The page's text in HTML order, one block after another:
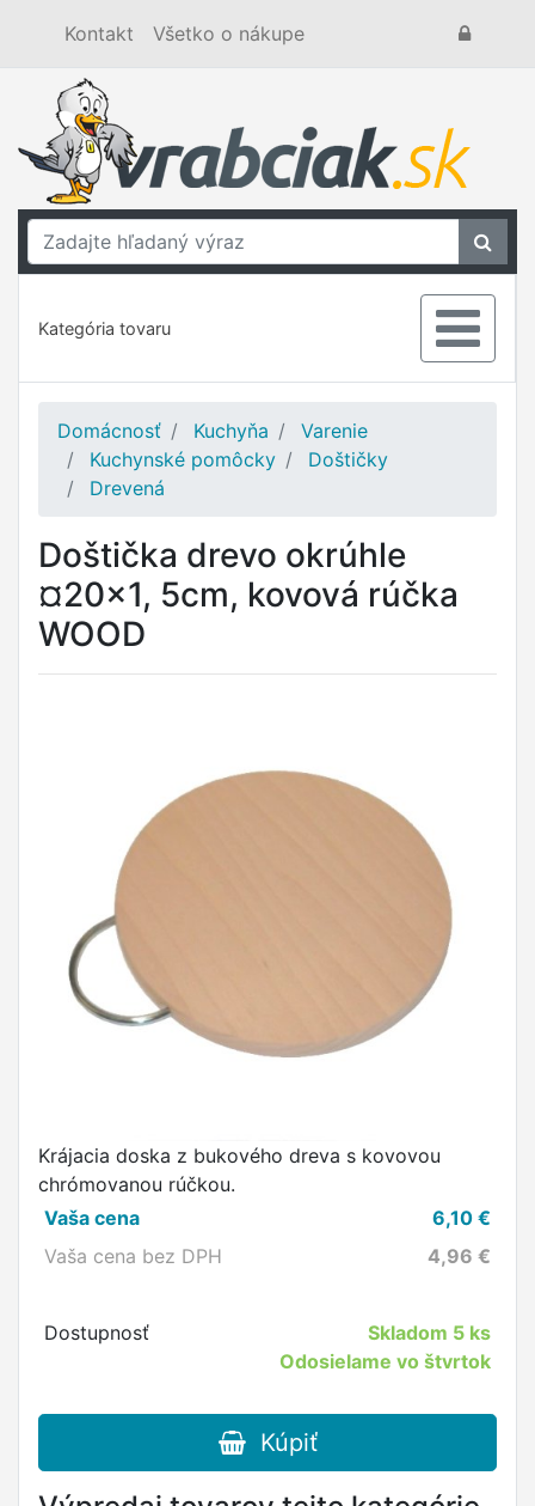
Kontakt Všetko o nákupe
Kategória tovaru
Domácnosť Kuchyňa
Varenie
Kuchynské pomôcky
Doštičky
Drevená
Doštička drevo okrúhle
¤20x1, 5cm, kovová rúčka
WOOD
Krájacia doska z bukového dreva s kovovou
chrómovanou rúčkou.
Vaša cena
6,10 €
Vaša cena bez DPH
4,96 €
Dostupnosť Skladom 5 ks
Odosielame vo štvrtok
Kúpiť